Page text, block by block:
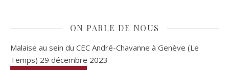
ON PARLE DE NOUS
Malaise au sein du CEC André-Chavanne à Genève (Le
Temps) 29 décembre 2023